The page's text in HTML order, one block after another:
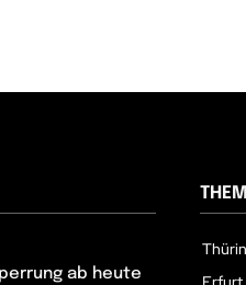
ab heute